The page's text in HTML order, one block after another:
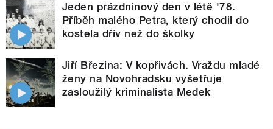
Jeden prázdninový den v létě '78.
Příběh malého Petra, který chodil do
kostela dřív než do školky
Jiří Březina: V kopřivách. Vraždu mladé
ženy na Novohradsku vyšetřuje
zasloužilý kriminalista Medek